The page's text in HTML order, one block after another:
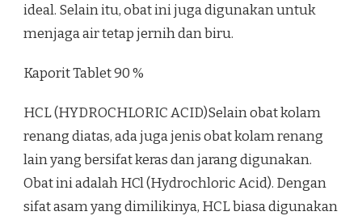
ideal. Selain itu, obat ini juga digunakan untuk
menjaga air tetap jernih dan biru.
Kaporit Tablet 90 %
HCL (HYDROCHLORIC ACID)Selain obat kolam
renang diatas, ada juga jenis obat kolam renang
lain yang bersifat keras dan jarang digunakan.
Obat ini adalah HCl (Hydrochloric Acid). Dengan
sifat asam yang dimilikinya, HCL biasa digunakan